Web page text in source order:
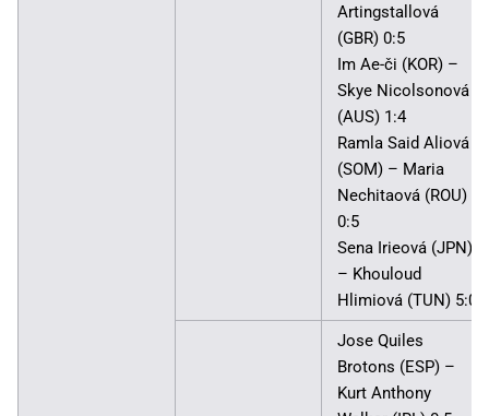
Artingstallová
(GBR) 0:5
Im Ae-či (KOR) –
Skye Nicolsonová
(AUS) 1:4
Ramla Said Aliová
(SOM) – Maria
Nechitaová (ROU)
0:5
Sena Irieová (JPN)
– Khouloud
Hlimiová (TUN) 5:0
Jose Quiles
Brotons (ESP) –
Kurt Anthony